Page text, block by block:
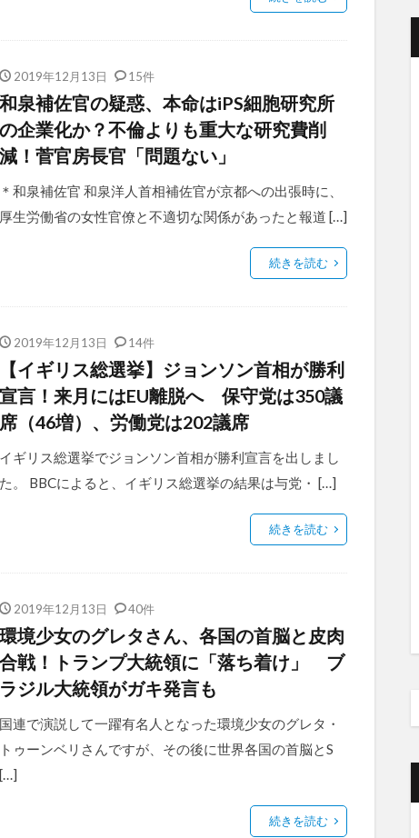
2019年12月13日 15件
和泉補佐官の疑惑、本命はiPS細胞研究所
の企業化か？不倫よりも重大な研究費削
減！菅官房長官「問題ない」
＊和泉補佐官 和泉洋人首相補佐官が京都への出張時に、
厚生労働省の女性官僚と不適切な関係があったと報道 […]
続きを読む
2019年12月13日 14件
【イギリス総選挙】ジョンソン首相が勝利
宣言！来月にはEU離脱へ 保守党は350議
席（46増）、労働党は202議席
イギリス総選挙でジョンソン首相が勝利宣言を出しまし
た。 BBCによると、イギリス総選挙の結果は与党・ […]
続きを読む
2019年12月13日 40件
環境少女のグレタさん、各国の首脳と皮肉
合戦！トランプ大統領に「落ち着け」 ブ
ラジル大統領がガキ発言も
国連で演説して一躍有名人となった環境少女のグレタ・
トゥーンベリさんですが、その後に世界各国の首脳とS
[…]
続きを読む